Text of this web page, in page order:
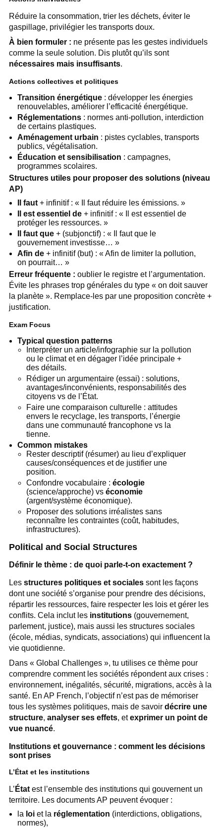
Réduire la consommation, trier les déchets, éviter le
gaspillage, privilégier les transports doux.
À bien formuler : ne présente pas les gestes individuels
comme la seule solution. Dis plutôt qu’ils sont
nécessaires mais insuffisants.
Actions collectives et politiques
Transition énergétique : développer les énergies
renouvelables, améliorer l’efficacité énergétique.
Réglementations : normes anti-pollution, interdiction
de certains plastiques.
Aménagement urbain : pistes cyclables, transports
publics, végétalisation.
Éducation et sensibilisation : campagnes,
programmes scolaires.
Structures utiles pour proposer des solutions (niveau
AP)
Il faut + infinitif : « Il faut réduire les émissions. »
Il est essentiel de + infinitif : « Il est essentiel de
protéger les ressources. »
Il faut que + (subjonctif) : « Il faut que le
gouvernement investisse… »
Afin de + infinitif (but) : « Afin de limiter la pollution,
on pourrait… »
Erreur fréquente : oublier le registre et l’argumentation.
Évite les phrases trop générales du type « on doit sauver
la planète ». Remplace-les par une proposition concrète +
justification.
Exam Focus
Typical question patterns
Interpréter un article/infographie sur la pollution
ou le climat et en dégager l’idée principale +
des détails.
Rédiger un argumentaire (essai) : solutions,
avantages/inconvénients, responsabilités des
citoyens vs de l’État.
Faire une comparaison culturelle : attitudes
envers le recyclage, les transports, l’énergie
dans une communauté francophone vs la
tienne.
Common mistakes
Rester descriptif (résumer) au lieu d’expliquer
causes/conséquences et de justifier une
position.
Confondre vocabulaire : écologie
(science/approche) vs économie
(argent/système économique).
Proposer des solutions irréalistes sans
reconnaître les contraintes (coût, habitudes,
infrastructures).
Political and Social Structures
Définir le thème : de quoi parle-t-on exactement ?
Les structures politiques et socialessont les façons
dont une société s’organise pour prendre des décisions,
répartir les ressources, faire respecter les lois et gérer les
conflits. Cela inclut les institutions(gouvernement,
parlement, justice), mais aussi les structures sociales
(école, médias, syndicats, associations) qui influencent la
vie quotidienne.
Dans « Global Challenges », tu utilises ce thème pour
comprendre comment les sociétés répondent aux crises :
environnement, inégalités, sécurité, migrations, accès à la
santé. En AP French, l’objectif n’est pas de mémoriser
tous les systèmes politiques, mais de savoir décrire une
structure, analyser ses effets, etexprimer un point de
vue nuancé.
Institutions et gouvernance : comment les décisions
sont prises
L’État et les institutions
L’ Étatest l’ensemble des institutions qui gouvernent un
territoire. Les documents AP peuvent évoquer :
la loi et la réglementation (interdictions, obligations,
normes),